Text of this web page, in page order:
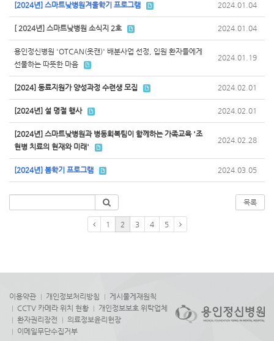
[2024년] 스마트낮병원겨울학기 프로그램 2024.01.04
[ 2024년] 스마트낮병원 소식지 2호 2024.01.04
용인정신병원 'OTCAN(옷캔)' 배분사업 선정, 입원 환자들에게
선물하는 따뜻한 마음
2024.01.19
[2024] 동료지원가 양성과정 수련생 모집 2024.02.01
[2024년] 설 명절 행사 2024.02.01
[2024년] 스마트낮병원과 병동회복팀이 함께하는 가족교육 '조
현병 치료의 현재와 미래'
2024.02.28
[2024년] 봄학기 프로그램 2024.03.05
목록
1 2 3 4 5
이용약관 개인정보처리방침
게시물게재원칙
CCTV 카메라 위치 현황
개인정보보호 위탁업체
환자권리장전
의료정보윤리헌장
이메일무단수집거부